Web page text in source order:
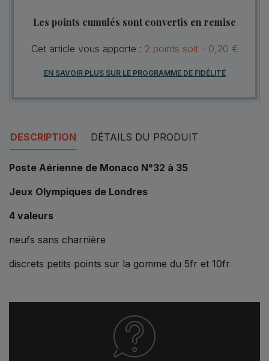
Les points cumulés sont convertis en remise
Cet article vous apporte : 2 points soit - 0,20 €
EN SAVOIR PLUS SUR LE PROGRAMME DE FIDÉLITÉ
DESCRIPTION DÉTAILS DU PRODUIT
Poste Aérienne de Monaco N°32 à 35
Jeux Olympiques de Londres
4 valeurs
neufs sans charnière
discrets petits points sur la gomme du 5fr et 10fr